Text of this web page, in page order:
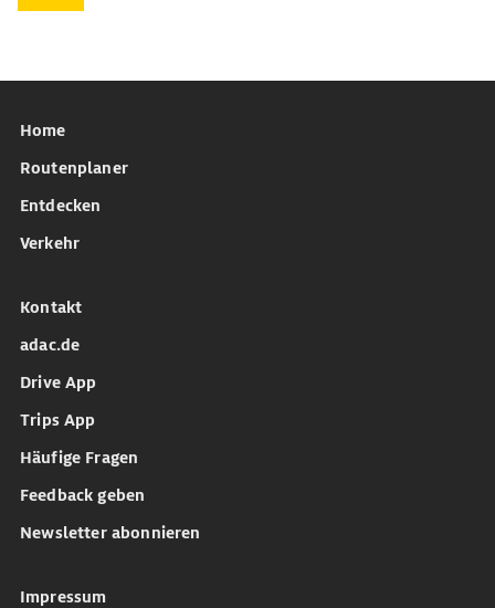
Home
Routenplaner
Entdecken
Verkehr
Kontakt
adac.de
Drive App
Trips App
Häufige Fragen
Feedback geben
Newsletter abonnieren
Impressum